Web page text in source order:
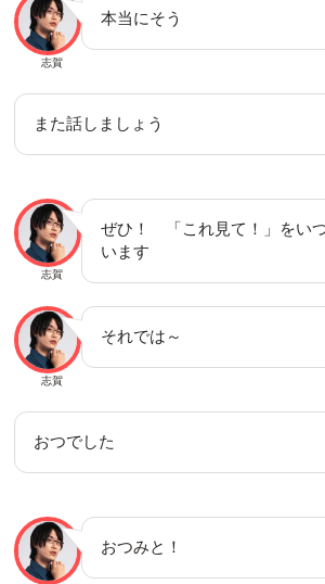
志賀
本当にそう
また話しましょう
志賀
ぜひ！ 「これ見て！」をい
います
志賀
それでは～
おつでした
おつみと！